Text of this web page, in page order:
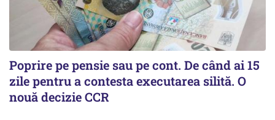
Poprire pe pensie sau pe cont. De când ai 15
zile pentru a contesta executarea silită. O
nouă decizie CCR